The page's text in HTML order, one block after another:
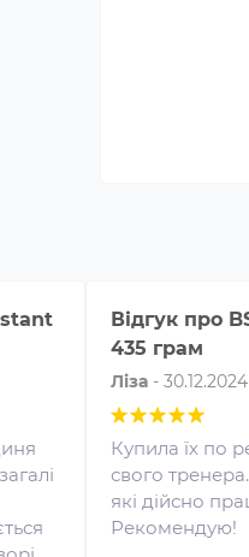
Відгук про
435 грам
Ліза - 30.12.2024
Купила їх по
свого
які дійсно
Рекомендую!